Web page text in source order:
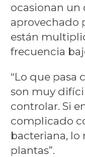
ocasionan un
aprovechado
están
frecuencia
“Lo que pasa
son muy
controlar. Si
complicado
bacteriana, lo
plantas”.